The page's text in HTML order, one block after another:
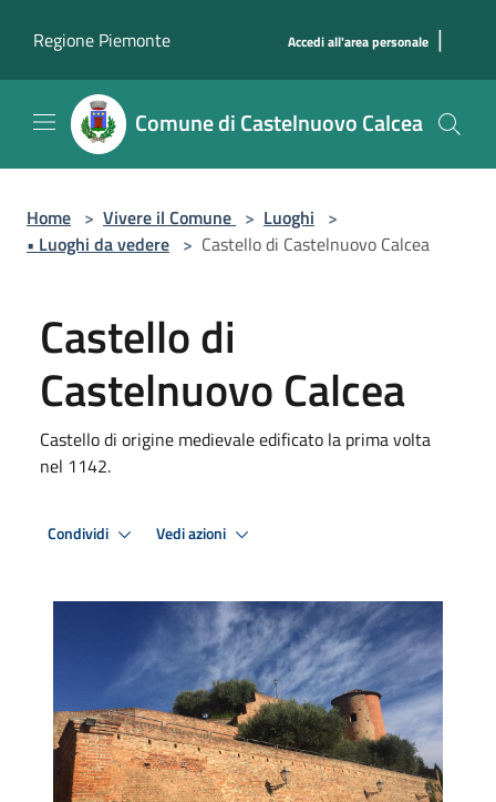
Regione Piemonte
Accedi all'area personale |
Comune di Castelnuovo Calcea
Home > Vivere il Comune > Luoghi >
• Luoghi da vedere > Castello di Castelnuovo Calcea
Castello di
Castelnuovo Calcea
Castello di origine medievale edificato la prima volta
nel 1142.
Condividi Vedi azioni